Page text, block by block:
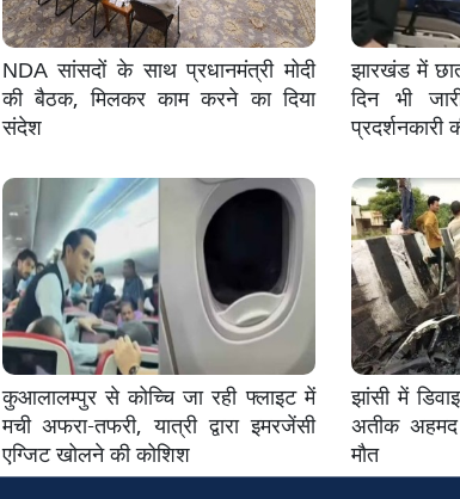
NDA सांसदों के साथ प्रधानमंत्री मोदी
की बैठक, मिलकर काम करने का दिया
संदेश
झारखंड में
दिन भी
प्रदर्शनकारी
कुआलालम्पुर से कोच्चि जा रही फ्लाइट में
मची अफरा-तफरी, यात्री द्वारा इमरजेंसी
एग्जिट खोलने की कोशिश
झांसी में
अतीक
मौत